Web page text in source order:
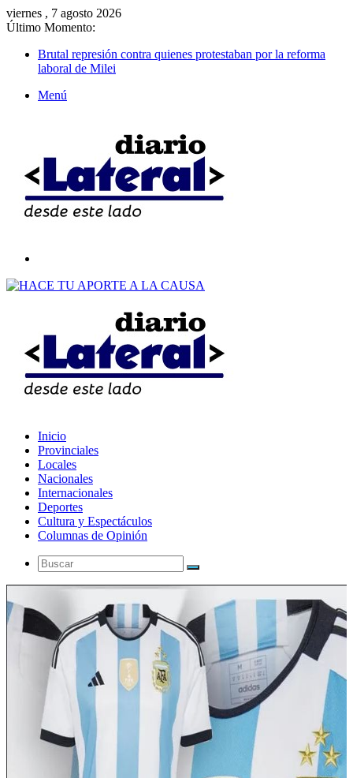
viernes , 7 agosto 2026
Último Momento:
Brutal represión contra quienes protestaban por la reforma
laboral de Milei
Menú
Inicio
Provinciales
Locales
Nacionales
Internacionales
Deportes
Cultura y Espectáculos
Columnas de Opinión
Buscar